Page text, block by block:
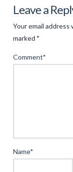
Optimiser
Mobile
Les
de
la
popularité
Leave a
Your email
marked *
Comment*
Name*